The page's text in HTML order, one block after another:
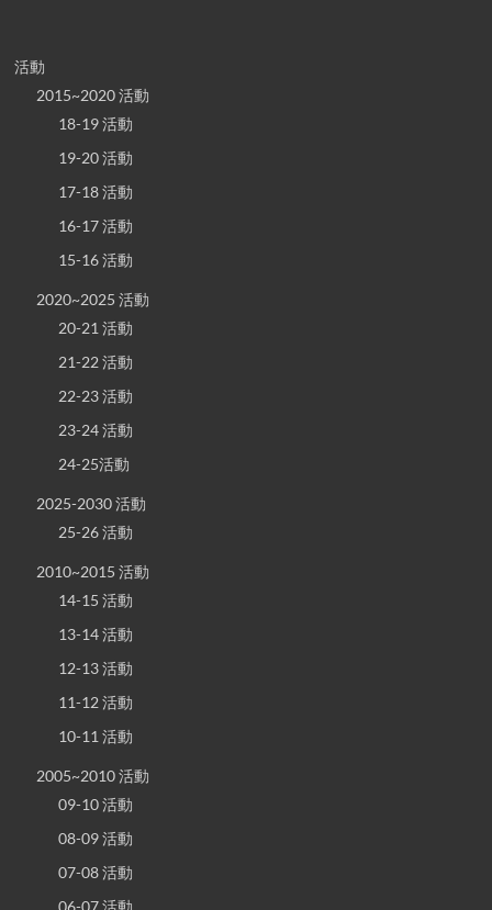
活動
2015~2020 活動
18-19 活動
19-20 活動
17-18 活動
16-17 活動
15-16 活動
2020~2025 活動
20-21 活動
21-22 活動
22-23 活動
23-24 活動
24-25活動
2025-2030 活動
25-26 活動
2010~2015 活動
14-15 活動
13-14 活動
12-13 活動
11-12 活動
10-11 活動
2005~2010 活動
09-10 活動
08-09 活動
07-08 活動